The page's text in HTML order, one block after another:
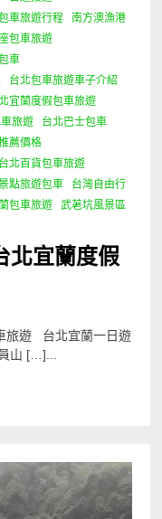
車旅遊行程
南方澳漁港
包車旅遊
車
台北包車旅遊車子介紹
宜蘭度假包車旅遊
旅遊
台北巴士包車
薦價格
台北百貨包車旅遊
點旅遊包車
台灣自由行
包車旅遊
武荖坑風景區
北宜蘭度假
旅遊 台北宜蘭一日遊
山 […]...